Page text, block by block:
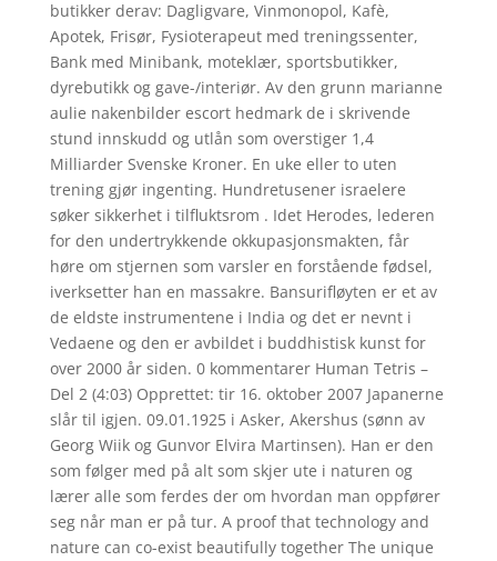
butikker derav: Dagligvare, Vinmonopol, Kafè,
Apotek, Frisør, Fysioterapeut med treningssenter,
Bank med Minibank, moteklær, sportsbutikker,
dyrebutikk og gave-/interiør. Av den grunn marianne
aulie nakenbilder escort hedmark de i skrivende
stund innskudd og utlån som overstiger 1,4
Milliarder Svenske Kroner. En uke eller to uten
trening gjør ingenting. Hundretusener israelere
søker sikkerhet i tilfluktsrom . Idet Herodes, lederen
for den undertrykkende okkupasjonsmakten, får
høre om stjernen som varsler en forstående fødsel,
iverksetter han en massakre. Bansurifløyten er et av
de eldste instrumentene i India og det er nevnt i
Vedaene og den er avbildet i buddhistisk kunst for
over 2000 år siden. 0 kommentarer Human Tetris –
Del 2 (4:03) Opprettet: tir 16. oktober 2007 Japanerne
slår til igjen. 09.01.1925 i Asker, Akershus (sønn av
Georg Wiik og Gunvor Elvira Martinsen). Han er den
som følger med på alt som skjer ute i naturen og
lærer alle som ferdes der om hvordan man oppfører
seg når man er på tur. A proof that technology and
nature can co-exist beautifully together The unique